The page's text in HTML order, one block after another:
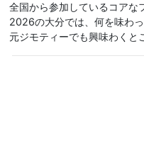
全国から参加しているコアな
2026の大分では、何を味わ
元ジモティーでも興味わくと